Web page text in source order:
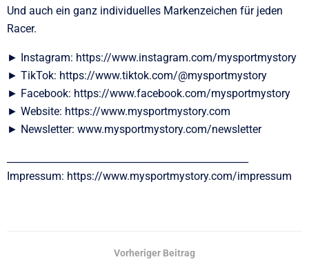
Und auch ein ganz individuelles Markenzeichen für jeden
Racer.
► Instagram: https://www.instagram.com/mysportmystory
► TikTok: https://www.tiktok.com/@mysportmystory
► Facebook: https://www.facebook.com/mysportmystory
► Website: https://www.mysportmystory.com
► Newsletter: www.mysportmystory.com/newsletter
Impressum: https://www.mysportmystory.com/impressum
Vorheriger Beitrag